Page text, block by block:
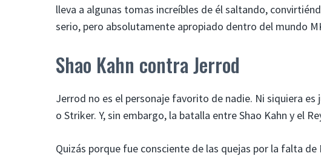
lleva a algunas tomas increíbles de él saltando,
serio, pero absolutamente apropiado dentro del mundo
Shao Kahn contra Jerrod
Jerrod no es el personaje favorito de nadie. Ni siquiera
o Striker. Y, sin embargo, la batalla entre Shao Kahn y el
Quizás porque fue consciente de las quejas por la falta